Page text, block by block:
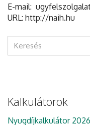
E-mail:
URL: http://naih.hu
Keresés
űrlap
Kalkulátorok
Nyugdíjkalkulátor